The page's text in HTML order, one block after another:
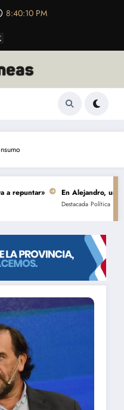
8:40:11 PM
En Alejandro, una obra de
Política